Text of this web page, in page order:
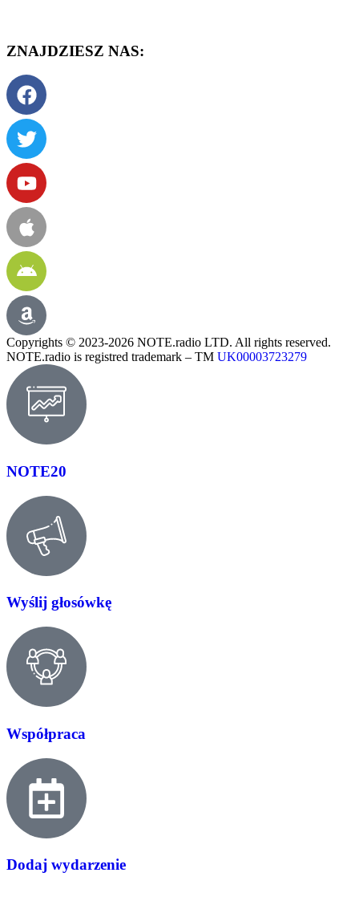
ZNAJDZIESZ NAS:
Copyrights © 2023-2026 NOTE.radio LTD. All rights reserved.
NOTE.radio is registred trademark – TM UK00003723279
NOTE20
Wyślij głosówkę
Współpraca
Dodaj wydarzenie